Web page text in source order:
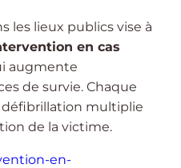
les lieux publics vise à
en cas
augmente
de survie. Chaque
multiplie
de la victime.
en-